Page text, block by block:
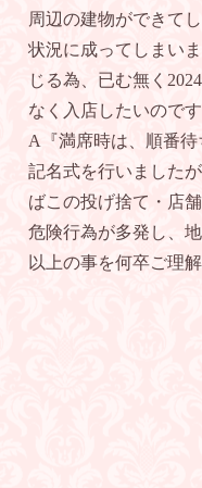
周辺の建物ができて
状況に成ってしまい
じる為、已む無く
なく入店したいので
A『満席時は、順番
記名式を行いました
ばこの投げ捨て・店
危険行為が多発し、
以上の事を何卒ご